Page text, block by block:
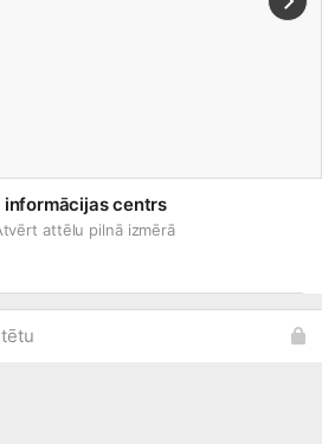
informācijas centrs
attēlu pilnā izmērā